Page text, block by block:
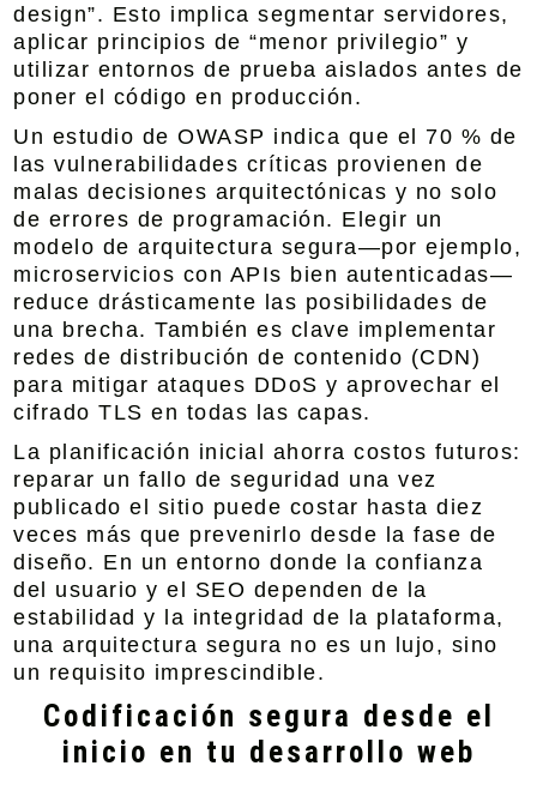
design”. Esto implica segmentar servidores,
aplicar principios de “menor privilegio” y
utilizar entornos de prueba aislados antes de
poner el código en producción.
Un estudio de OWASP indica que el 70 % de
las vulnerabilidades críticas provienen de
malas decisiones arquitectónicas y no solo
de errores de programación. Elegir un
modelo de arquitectura segura—por ejemplo,
microservicios con APIs bien autenticadas—
reduce drásticamente las posibilidades de
una brecha. También es clave implementar
redes de distribución de contenido (CDN)
para mitigar ataques DDoS y aprovechar el
cifrado TLS en todas las capas.
La planificación inicial ahorra costos futuros:
reparar un fallo de seguridad una vez
publicado el sitio puede costar hasta diez
veces más que prevenirlo desde la fase de
diseño. En un entorno donde la confianza
del usuario y el SEO dependen de la
estabilidad y la integridad de la plataforma,
una arquitectura segura no es un lujo, sino
un requisito imprescindible.
Codificación segura desde el
inicio en tu desarrollo web